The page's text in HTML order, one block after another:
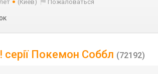
(Киев) Пожаловаться
серії Покемон Соббл (72192)